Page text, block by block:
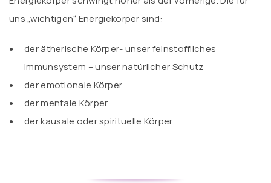
uns „wichtigen“ Energiekörper sind:
der ätherische Körper- unser feinstoffliches
Immunsystem – unser natürlicher Schutz
der emotionale Körper
der mentale Körper
der kausale oder spirituelle Körper